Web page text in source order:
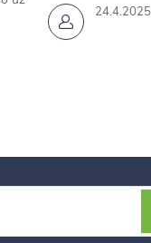
24.4.2025